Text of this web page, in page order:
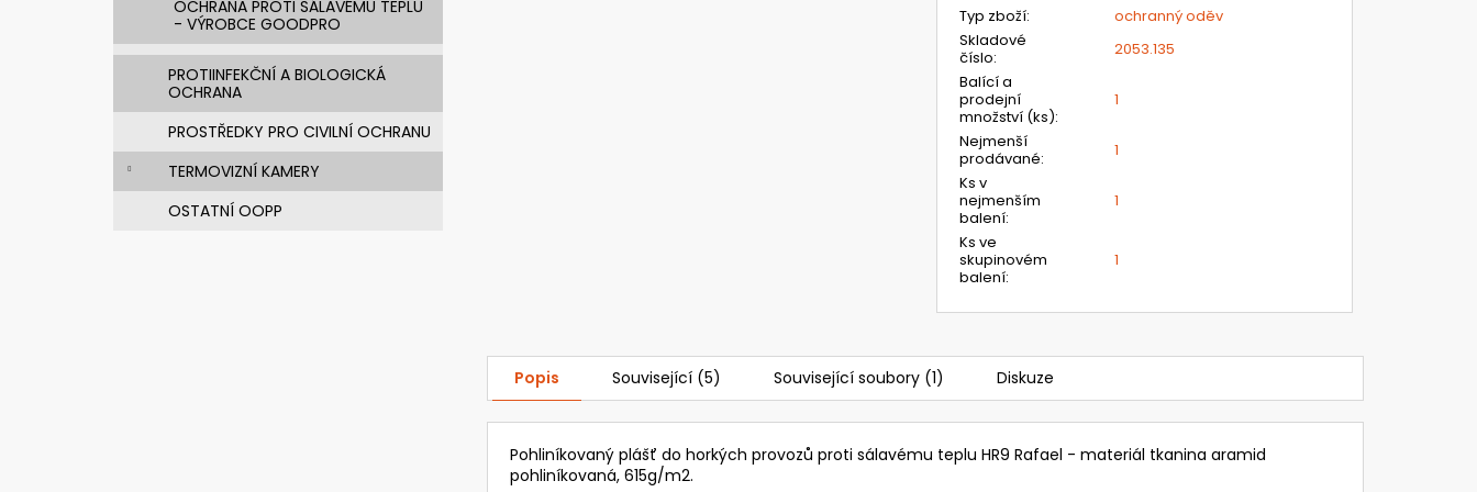
OCHRANA PROTI SÁLAVÉMU TEPLU
- VÝROBCE GOODPRO
PROTIINFEKČNÍ A BIOLOGICKÁ
OCHRANA
PROSTŘEDKY PRO CIVILNÍ OCHRANU
TERMOVIZNÍ KAMERY
OSTATNÍ OOPP
Typ zboží:
ochranný oděv
Skladové
číslo:
2053.135
Balící a
prodejní
množství (ks):
1
Nejmenší
prodávané:
1
Ks v
nejmenším
balení:
1
Ks ve
skupinovém
balení:
1
Popis Související (5) Související soubory (1) Diskuze
Pohliníkovaný plášť do horkých provozů proti sálavému teplu HR9 Rafael - materiál tkanina aramid
pohliníkovaná, 615g/m2.